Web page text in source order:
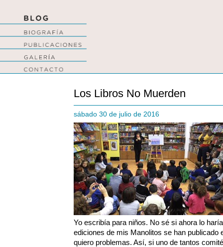
Los Libros No Muerden
sábado 30 de julio de 2016
Yo escribía para niños. No sé si ahora lo
ediciones de mis Manolitos se han publicado
quiero problemas. Así, si uno de tantos